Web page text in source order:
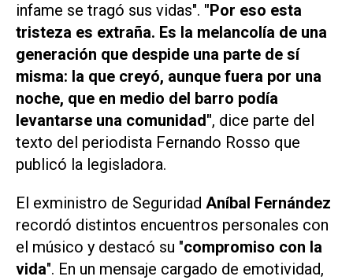
infame se tragó sus vidas". "Por eso esta
tristeza es extraña. Es la melancolía de una
generación que despide una parte de sí
misma: la que creyó, aunque fuera por una
noche, que en medio del barro podía
levantarse una comunidad", dice parte del
texto del periodista Fernando Rosso que
publicó la legisladora.
El exministro de Seguridad Aníbal Fernández
recordó distintos encuentros personales con
el músico y destacó su "compromiso con la
vida". En un mensaje cargado de emotividad,